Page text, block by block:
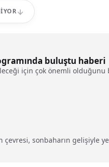
buluştu haberi
için çok önemli
sonbaharın gelişiyle